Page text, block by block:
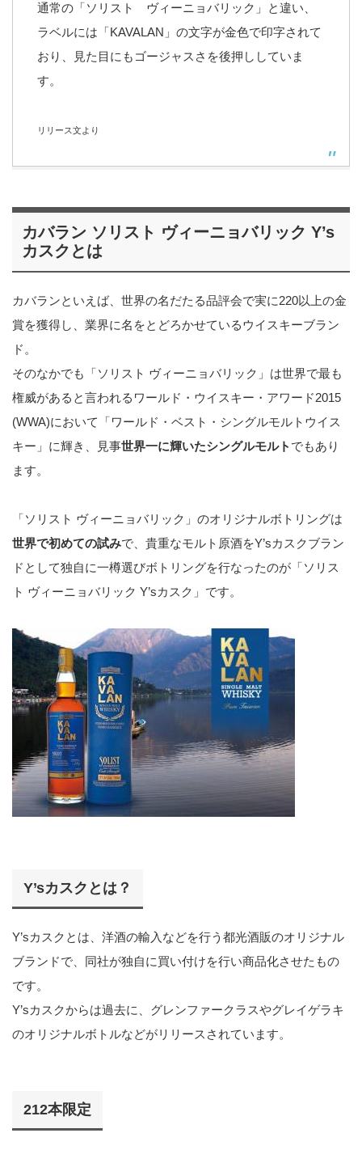
通常の「ソリスト ヴィーニョバリック」と違い、
ラベルには「KAVALAN」の文字が金色で印字されて
おり、見た目にもゴージャスさを後押ししていま
す。
リリース文より
カバラン ソリスト ヴィーニョバリック Y’s
カスクとは
カバランといえば、世界の名だたる品評会で実に220以上の金
賞を獲得し、業界に名をとどろかせているウイスキーブラン
ド。
そのなかでも「ソリスト ヴィーニョバリック」は世界で最も
権威があると言われるワールド・ウイスキー・アワード2015
(WWA)において「ワールド・ベスト・シングルモルトウイス
キー」に輝き、見事世界一に輝いたシングルモルト でもあり
ます。
「ソリスト ヴィーニョバリック」のオリジナルボトリングは
世界で初めての試みで、貴重なモルト原酒をY’sカスクブラン
ドとして独自に一樽選びボトリングを行なったのが「ソリス
ト ヴィーニョバリック Y’sカスク」です。
Y’sカスクとは？
Y’sカスクとは、洋酒の輸入などを行う都光酒販のオリジナル
ブランドで、同社が独自に買い付けを行い商品化させたもの
です。
Y’sカスクからは過去に、グレンファークラスやグレイゲラキ
のオリジナルボトルなどがリリースされています。
212本限定